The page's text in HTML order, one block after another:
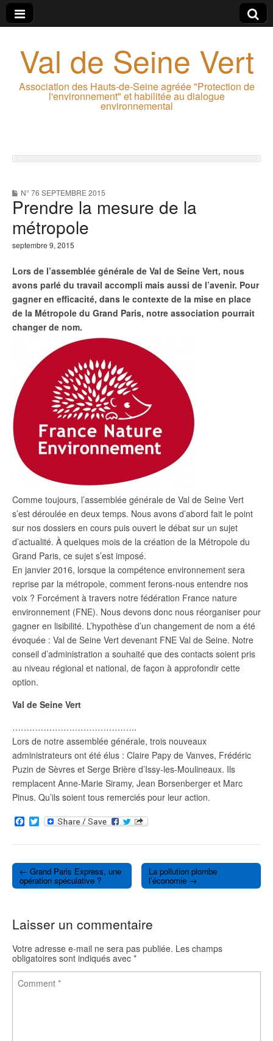
Val de Seine Vert
Association des Hauts-de-Seine agréée "Protection de
l'environnement" et habilitée au dialogue
environnemental
N° 76 SEPTEMBRE 2015
Prendre la mesure de la
métropole
septembre 9, 2015
Lors de l’assemblée générale de Val de Seine Vert, nous
avons parlé du travail accompli mais aussi de l’avenir. Pour
gagner en efficacité, dans le contexte de la mise en place
de la Métropole du Grand Paris, notre association pourrait
changer de nom.
Comme toujours, l’assemblée générale de Val de Seine Vert
s’est déroulée en deux temps. Nous avons d’abord fait le point
sur nos dossiers en cours puis ouvert le débat sur un sujet
d’actualité. À quelques mois de la création de la Métropole du
Grand Paris, ce sujet s’est imposé.
En janvier 2016, lorsque la compétence environnement sera
reprise par la métropole, comment ferons-nous entendre nos
voix ? Forcément à travers notre fédération France nature
environnement (FNE). Nous devons donc nous réorganiser pour
gagner en lisibilité. L’hypothèse d’un changement de nom a été
évoquée : Val de Seine Vert devenant FNE Val de Seine. Notre
conseil d’administration a souhaité que des contacts soient pris
au niveau régional et national, de façon à approfondir cette
option.
Val de Seine Vert
……………………………………..
Lors de notre assemblée générale, trois nouveaux
administrateurs ont été élus : Claire Papy de Vanves, Frédéric
Puzin de Sèvres et Serge Brière d’Issy-les-Moulineaux. Ils
remplacent Anne-Marie Siramy, Jean Borsenberger et Marc
Pinus. Qu’ils soient tous remerciés pour leur action.
F
a
c
b
o
o
k
T
w
i
t
e
r
Post navigation
← Grand Paris Express, une
opération spéculative ?
La pollution plombe
l’économie →
Laisser un commentaire
Votre adresse e-mail ne sera pas publiée. Les champs
obligatoires sont indiqués avec *